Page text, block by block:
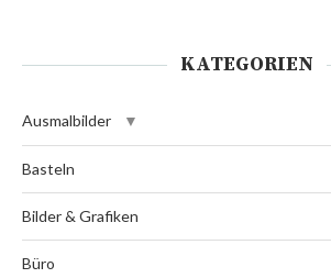
KATEGORIEN
Ausmalbilder
Basteln
Bilder & Grafiken
Büro